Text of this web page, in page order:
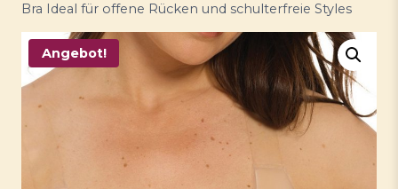
Bra Ideal für offene Rücken und schulterfreie Styles
Angebot!